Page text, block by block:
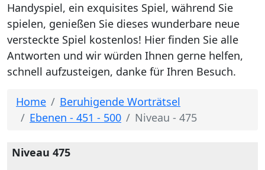
Handyspiel, ein exquisites Spiel, während Sie
spielen, genießen Sie dieses wunderbare neue
versteckte Spiel kostenlos! Hier finden Sie alle
Antworten und wir würden Ihnen gerne helfen,
schnell aufzusteigen, danke für Ihren Besuch.
Home
Beruhigende Worträtsel
Ebenen - 451 - 500
Niveau - 475
Niveau 475